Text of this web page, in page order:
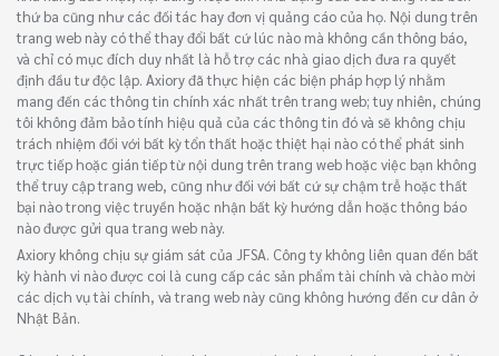
thứ ba cũng như các đối tác hay đơn vị quảng cáo của họ. Nội dung trên
trang web này có thể thay đổi bất cứ lúc nào mà không cần thông báo,
và chỉ có mục đích duy nhất là hỗ trợ các nhà giao dịch đưa ra quyết
định đầu tư độc lập. Axiory đã thực hiện các biện pháp hợp lý nhằm
mang đến các thông tin chính xác nhất trên trang web; tuy nhiên, chúng
tôi không đảm bảo tính hiệu quả của các thông tin đó và sẽ không chịu
trách nhiệm đối với bất kỳ tổn thất hoặc thiệt hại nào có thể phát sinh
trực tiếp hoặc gián tiếp từ nội dung trên trang web hoặc việc bạn không
thể truy cập trang web, cũng như đối với bất cứ sự chậm trễ hoặc thất
bại nào trong việc truyền hoặc nhận bất kỳ hướng dẫn hoặc thông báo
nào được gửi qua trang web này.
Axiory không chịu sự giám sát của JFSA. Công ty không liên quan đến bất
kỳ hành vi nào được coi là cung cấp các sản phẩm tài chính và chào mời
các dịch vụ tài chính, và trang web này cũng không hướng đến cư dân ở
Nhật Bản.